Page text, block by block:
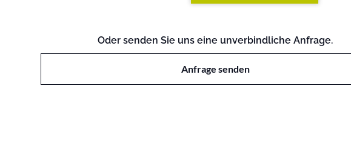
Oder senden Sie uns eine unverbindliche Anfrage.
Anfrage senden